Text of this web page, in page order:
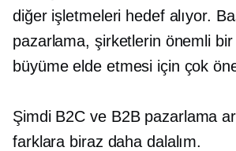
diğer işletmeleri hedef alıyor.
pazarlama, şirketlerin önemli bir
büyüme elde etmesi için çok
Şimdi B2C ve B2B pazarlama
farklara biraz daha dalalım.